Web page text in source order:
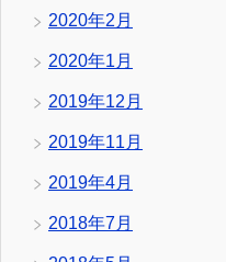
2020年2月
2020年1月
2019年12月
2019年11月
2019年4月
2018年7月